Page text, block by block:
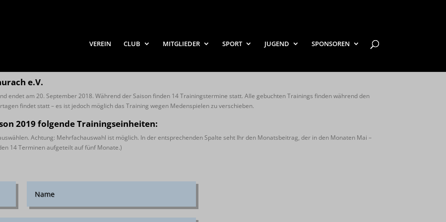
VEREIN CLUB MITGLIEDER SPORT JUGEND SPONSOREN
e.V.
endet am 20. September 2018. Während der Saison finden 14 Trainingstermine statt. Alle gebuchten Trainings finden während den
findet statt – es ist jedoch möglich das Training wegen Medenspielen zu verschieben.
2019 folgende Trainingseinheiten:
Achtung: Mehrfachauswahl ist möglich. In der entsprechenden Spalte seht Ihr den Monatsbeitrag, der in den Monaten Mai –
14 Terminen aufgeteilt auf fünf Monate.)